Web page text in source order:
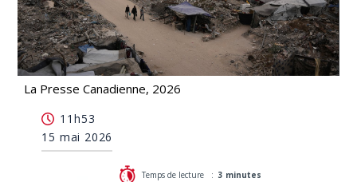
La Presse Canadienne, 2026
à imposer des sanctions contre Israël
11h53
15 mai 2026
Temps de lecture :3 minutes